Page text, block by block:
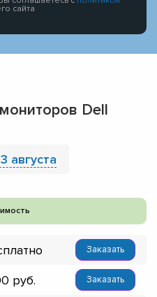
сайта
Dell
августа
Заказать
Заказать